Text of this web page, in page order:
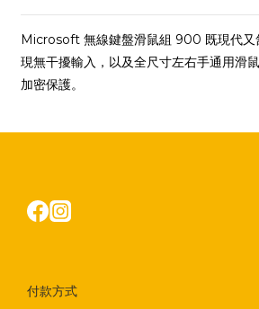
Microsoft 無線鍵盤滑鼠組 900 既現代又
現無干擾輸入，以及全尺寸左右手通用滑
加密保護。
付款方式